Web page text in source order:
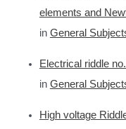
elements and
in General
Electrical riddle
in General
High voltage